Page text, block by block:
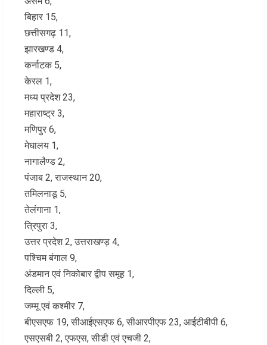
बिहार 15,
छत्तीसगढ़ 11,
झारखण्ड 4,
कर्नाटक 5,
केरल 1,
मध्य प्रदेश 23,
महाराष्ट्र 3,
मणिपुर 6,
मेघालय 1,
नागालैण्ड 2,
पंजाब 2, राजस्थान 20,
तमिलनाडू 5,
तेलंगाना 1,
त्रिपुरा 3,
उत्तर प्रदेश 2, उत्तराखण्ड़ 4,
पश्चिम बंगाल 9,
अंडमान एवं निकोबार द्वीप समूह 1,
दिल्ली 5,
जम्मू एवं कश्मीर 7,
बीएसएफ 19, सीआईएसएफ 6, सीआरपीएफ 23, आईटीबीपी 6,
एसएसबी 2, एफएस, सीडी एवं एचजी 2,